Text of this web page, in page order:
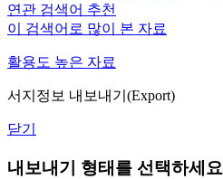
연관 검색어 추천
이 검색어로 많이 본 자료
활용도 높은 자료
서지정보 내보내기(Export)
닫기
내보내기 형태를 선택하세요